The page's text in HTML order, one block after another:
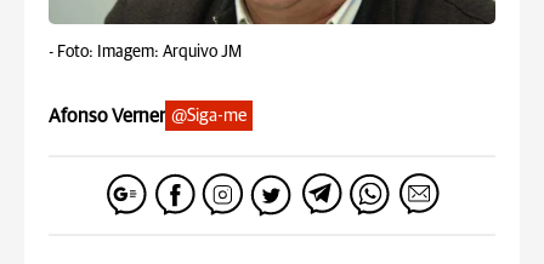
- Foto: Imagem: Arquivo JM
Afonso Verner @Siga-me